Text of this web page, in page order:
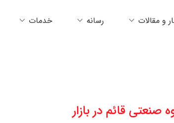
و مقالات رسانه خدمات
قائم در بازار